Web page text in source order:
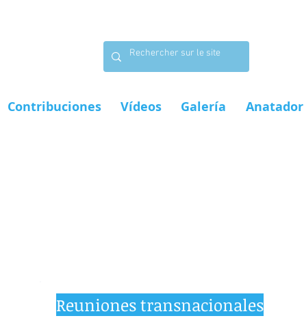
Contribuciones Vídeos Galería Anatador
Reuniones transnacionales